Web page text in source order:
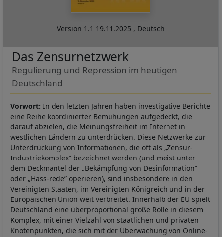
Version 1.1 19.11.2025 , Deutsch
Das Zensurnetzwerk
Regulierung und Repression im heutigen
Deutschland
Vorwort: In den letzten Jahren haben investigative Berichte
eine Reihe koordinierter Bemühungen aufgedeckt, die
darauf abzielen, die Meinungsfreiheit im Internet in
westlichen Ländern zu unterdrücken. Diese Netzwerke zur
Unterdrückung von Informationen, die oft als „Zensur-
Industriekomplex” bezeichnet werden (und meist unter
dem Deckmantel der „Bekämpfung von Desinformation”
oder „Hass-rede” operieren), sind insbesondere in den
Vereinigten Staaten, im Vereinigten Königreich und in der
Europäischen Union weit verbreitet. Innerhalb der EU spielt
Deutschland eine überproportional große Rolle in diesem
Komplex, mit einer Vielzahl von staatlichen und privaten
Knotenpunkten, die sich mit der Überwachung von Online-